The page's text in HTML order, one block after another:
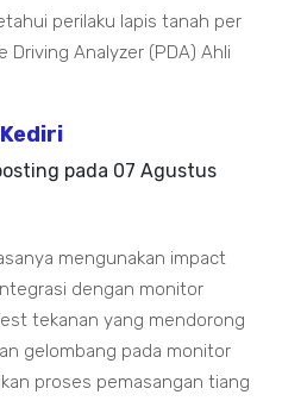
perilaku lapis tanah per
Driving Analyzer (PDA) Ahli
pada 07 Agustus
mengunakan impact
dengan monitor
tekanan yang mendorong
gelombang pada monitor
proses pemasangan tiang